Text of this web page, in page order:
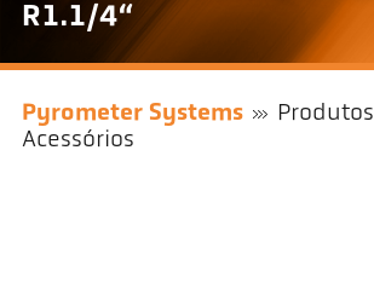
R1.1/4“
Pyrometer Systems
Produtos
Acessórios